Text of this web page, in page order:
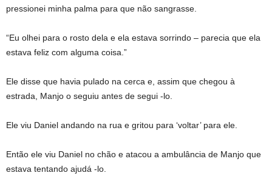
pressionei minha palma para que não sangrasse.
“Eu olhei para o rosto dela e ela estava sorrindo – parecia que ela
estava feliz com alguma coisa.”
Ele disse que havia pulado na cerca e, assim que chegou à
estrada, Manjo o seguiu antes de segui -lo.
Ele viu Daniel andando na rua e gritou para ‘voltar’ para ele.
Então ele viu Daniel no chão e atacou a ambulância de Manjo que
estava tentando ajudá -lo.